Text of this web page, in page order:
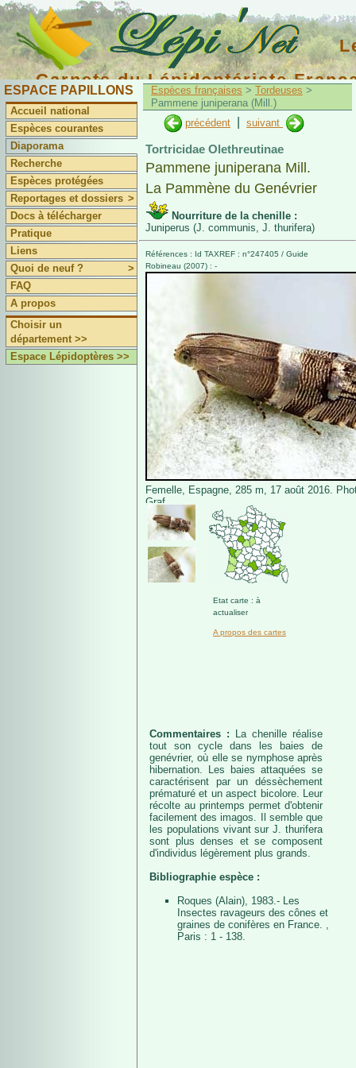
Carnets du Lépidoptériste
ESPACE PAPILLONS
Accueil national
Espèces courantes
Diaporama
Recherche
Espèces protégées
Reportages et dossiers >
Docs à télécharger
Pratique
Liens
Quoi de neuf ?
>
FAQ
A propos
Choisir un
département >>
Espace Lépidoptères >>
Espèces françaises > Tordeuses >
Pammene juniperana (Mill.)
précédent
suivant
Tortricidae Olethreutinae
Pammene juniperana Mill.
La Pammène du Genévrier
Nourriture de la chenille :
Juniperus (J. communis, J. thurifera)
Références : Id TAXREF : n°247405 / Guide
Robineau (2007) : -
Femelle, Espagne, 285 m, 17 août 2016.
Graf.
Etat carte : à
actualiser
A propos des cartes
Commentaires :
La chenille réalise
tout son cycle dans les baies de
genévrier, où elle se nymphose après
hibernation. Les baies attaquées se
caractérisent par un déssèchement
prématuré et un aspect bicolore. Leur
récolte au printemps permet d'obtenir
facilement des imagos. Il semble que
les populations vivant sur J. thurifera
sont plus denses et se composent
d'individus légèrement plus grands.
Bibliographie espèce :
Roques (Alain), 1983.- Les
Insectes ravageurs des cônes et
graines de conifères en France. ,
Paris : 1 - 138.